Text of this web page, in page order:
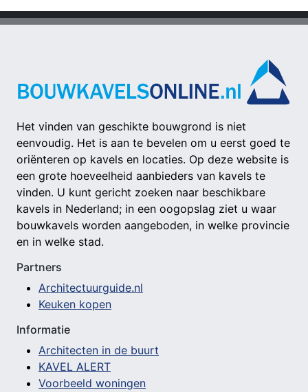
Het vinden van geschikte bouwgrond is niet
eenvoudig. Het is aan te bevelen om u eerst goed te
oriënteren op kavels en locaties. Op deze website is
een grote hoeveelheid aanbieders van kavels te
vinden. U kunt gericht zoeken naar beschikbare
kavels in Nederland; in een oogopslag ziet u waar
bouwkavels worden aangeboden, in welke provincie
en in welke stad.
Partners
Architectuurguide.nl
Keuken kopen
Informatie
Architecten in de buurt
KAVEL ALERT
Voorbeeld woningen